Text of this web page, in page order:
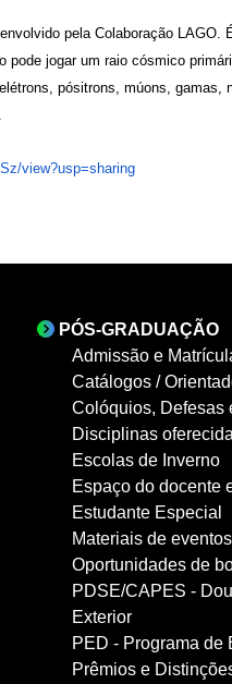
pela Colaboração LAGO.
jogar um raio cósmico
pósitrons, múons, gamas,
view?usp=sharing
PÓS-GRADUAÇÃO
Admissão e
Catálogos /
Colóquios, Defesas
Disciplinas
Escolas de Inverno
Espaço do docente
Estudante Especial
Materiais de eventos
Oportunidades de
PDSE/CAPES -
Exterior
PED - Programa de
Prêmios e